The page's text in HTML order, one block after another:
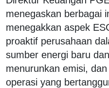
menegaskan berbagai
menegakkan aspek
proaktif perusahaan
sumber energi baru
menurunkan emisi,
operasi yang